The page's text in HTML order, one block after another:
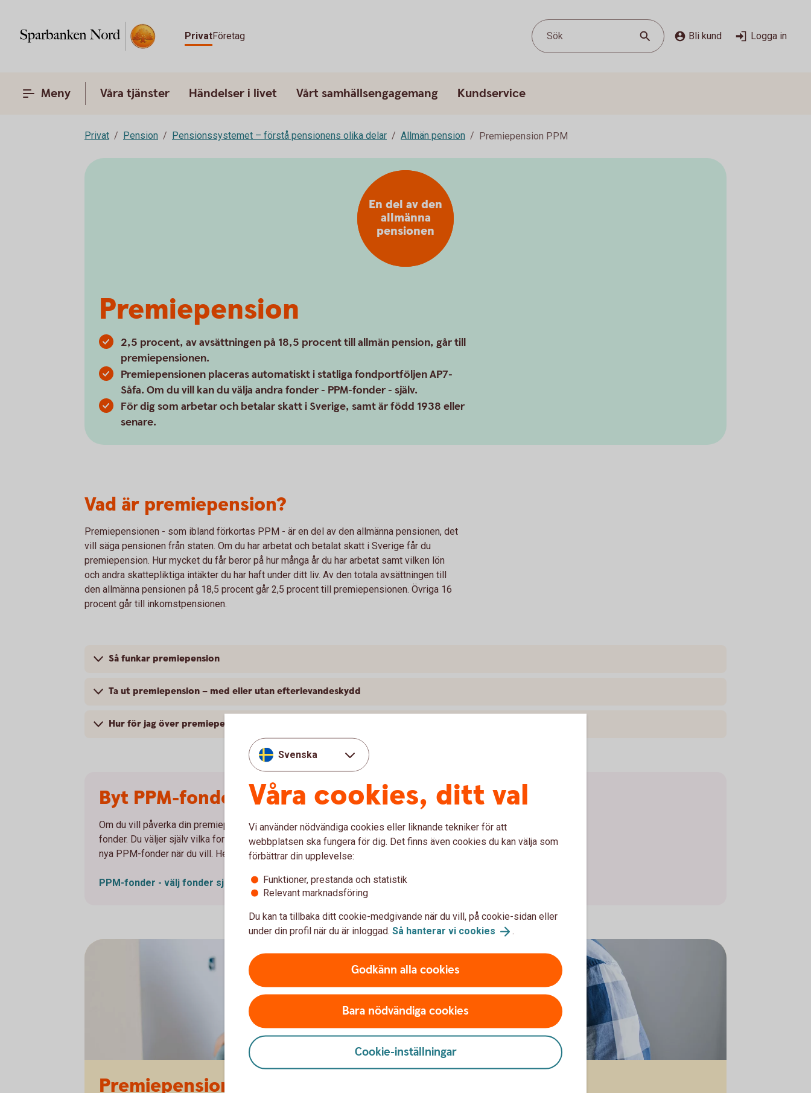
PrivatFöretag Sök Bli kund Logga in
Meny Våra tjänster Händelser i livet Vårt samhällsengagemang Kundservice
Privat Pension Pensionssystemet – förstå pensionens olika delar Allmän pension Premiepension PPM
Premiepension
2,5 procent, av avsättningen på 18,5 procent till allmän pension, går till
premiepensionen.
Premiepensionen placeras automatiskt i statliga fondportföljen AP7-
Såfa. Om du vill kan du välja andra fonder - PPM-fonder - själv.
För dig som arbetar och betalar skatt i Sverige, samt är född 1938 eller
senare.
En del av den
allmänna
pensionen
Vad är premiepension?
Premiepensionen - som ibland förkortas PPM - är en del av den allmänna pensionen, det
vill säga pensionen från staten. Om du har arbetat och betalat skatt i Sverige får du
premiepension. Hur mycket du får beror på hur många år du har arbetat samt vilken lön
och andra skattepliktiga intäkter du har haft under ditt liv. Av den totala avsättningen till
den allmänna pensionen på 18,5 procent går 2,5 procent till premiepensionen. Övriga 16
procent går till inkomstpensionen.
Så funkar premiepension
Ta ut premiepension – med eller utan efterlevandeskydd
Hur för jag över premiepensionen till min partner?
Byt PPM-fonder – påverka din premiepension
Om du vill påverka din premiepension kan du enkelt byta från AP7 Såfa till andra PPM-
fonder. Du väljer själv vilka fonder du vill byta till, hos Pensionsmyndigheten. Du kan välja
nya PPM-fonder när du vill. Helt utan kostnad! Läs mer om hur du byter fonderna.
PPM-fonder - välj fonder själv
Premiepension – en del av allmän pension
Svenska
Våra cookies, ditt val
Vi använder nödvändiga cookies eller liknande tekniker för att
webbplatsen ska fungera för dig. Det finns även cookies du kan välja som
förbättrar din upplevelse:
Funktioner, prestanda och statistik
Relevant marknadsföring
Du kan ta tillbaka ditt cookie-medgivande när du vill, på cookie-sidan eller
under din profil när du är inloggad. Så hanterar vi cookies .
Godkänn alla cookies
Bara nödvändiga cookies
Cookie-inställningar